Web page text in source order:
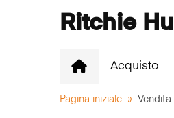
Ritchie
Acquisto
Pagina iniziale » Vendita